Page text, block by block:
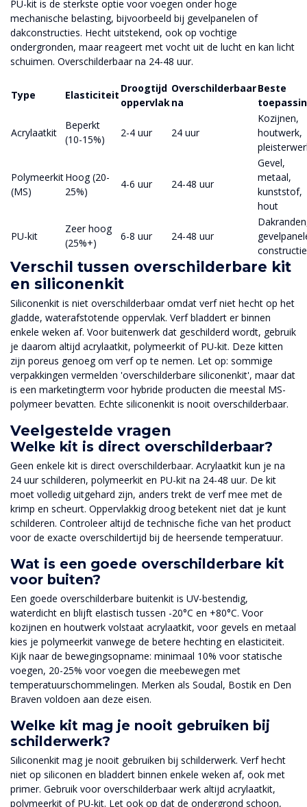
PU-kit is de sterkste optie voor voegen onder hoge
mechanische belasting, bijvoorbeeld bij gevelpanelen of
dakconstructies. Hecht uitstekend, ook op vochtige
ondergronden, maar reageert met vocht uit de lucht en kan licht
schuimen. Overschilderbaar na 24-48 uur.
Type Elasticiteit
Droogtijd
oppervlak
Overschilderbaar
na
Beste
Acrylaatkit
Beperkt
(10-15%)
2-4 uur 24 uur
Kozijnen,
houtwerk,
Polymeerkit
(MS)
Hoog (20-
25%)
4-6 uur 24-48 uur
Gevel,
metaal,
kunststof,
hout
PU-kit
Zeer hoog
(25%+)
6-8 uur 24-48 uur
Verschil tussen overschilderbare kit
en siliconenkit
Siliconenkit is niet overschilderbaar omdat verf niet hecht op het
gladde, waterafstotende oppervlak. Verf bladdert er binnen
enkele weken af. Voor buitenwerk dat geschilderd wordt, gebruik
je daarom altijd acrylaatkit, polymeerkit of PU-kit. Deze kitten
zijn poreus genoeg om verf op te nemen. Let op: sommige
verpakkingen vermelden 'overschilderbare siliconenkit', maar dat
is een marketingterm voor hybride producten die meestal MS-
polymeer bevatten. Echte siliconenkit is nooit overschilderbaar.
Veelgestelde vragen
Welke kit is direct overschilderbaar?
Geen enkele kit is direct overschilderbaar. Acrylaatkit kun je na
24 uur schilderen, polymeerkit en PU-kit na 24-48 uur. De kit
moet volledig uitgehard zijn, anders trekt de verf mee met de
krimp en scheurt. Oppervlakkig droog betekent niet dat je kunt
schilderen. Controleer altijd de technische fiche van het product
voor de exacte overschildertijd bij de heersende temperatuur.
Wat is een goede overschilderbare kit
voor buiten?
Een goede overschilderbare buitenkit is UV-bestendig,
waterdicht en blijft elastisch tussen -20°C en +80°C. Voor
kozijnen en houtwerk volstaat acrylaatkit, voor gevels en metaal
kies je polymeerkit vanwege de betere hechting en elasticiteit.
Kijk naar de bewegingsopname: minimaal 10% voor statische
voegen, 20-25% voor voegen die meebewegen met
temperatuurschommelingen. Merken als Soudal, Bostik en Den
Braven voldoen aan deze eisen.
Welke kit mag je nooit gebruiken bij
schilderwerk?
Siliconenkit mag je nooit gebruiken bij schilderwerk. Verf hecht
niet op siliconen en bladdert binnen enkele weken af, ook met
primer. Gebruik voor overschilderbaar werk altijd acrylaatkit,
polymeerkit of PU-kit. Let ook op dat de ondergrond schoon,